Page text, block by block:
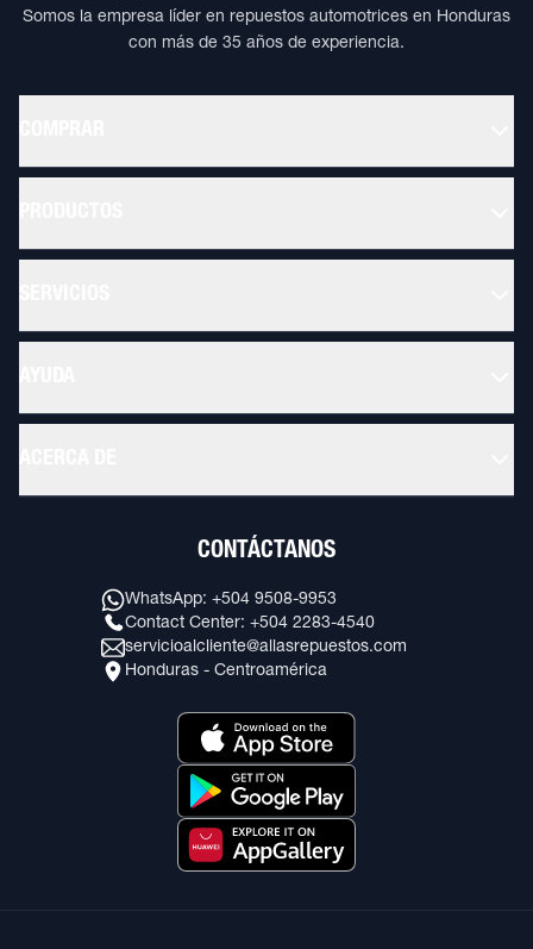
Somos la empresa líder en repuestos automotrices en Honduras
con más de 35 años de experiencia.
CONTÁCTANOS
WhatsApp: +504 9508-9953
Contact Center: +504 2283-4540
servicioalcliente@allasrepuestos.com
Honduras - Centroamérica